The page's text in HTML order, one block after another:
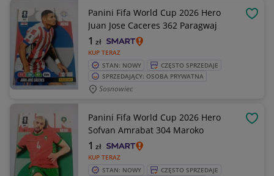
Panini Fifa World Cup 2026 Hero
Juan Jose Caceres 362 Paragwaj
KUP TERAZ
1 zł
STAN: NOWY
CZĘSTO SPRZEDAJE
SPRZEDAJĄCY: OSOBA PRYWATNA
Sosnowiec
Panini Fifa World Cup 2026 Hero
Sofvan Amrabat 304 Maroko
KUP TERAZ
1 zł
STAN: NOWY
CZĘSTO SPRZEDAJE